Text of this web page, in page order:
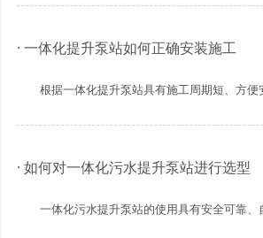
· 一体化提升泵站如何正确安装施工
根据一体化提升泵站具有施工周期短、方便
· 如何对一体化污水提升泵站进行选型
一体化污水提升泵站的使用具有安全可靠、